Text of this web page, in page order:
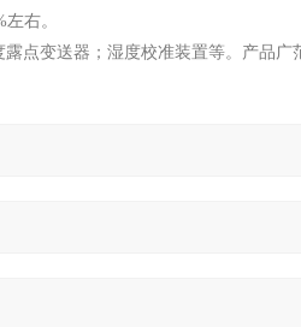
右。
点变送器；湿度校准装置等。产品广